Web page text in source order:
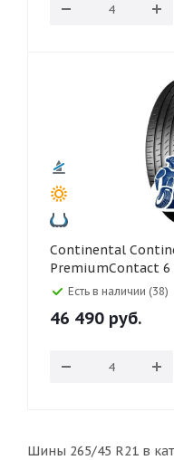
Continental Continental 265/45 R21
PremiumContact 6
Есть в наличии (38)
46 490 руб.
Шины 265/45 R21 в